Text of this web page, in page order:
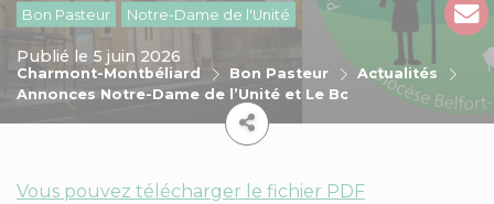
Bon Pasteur Notre-Dame de l'Unité
Charmont-Montbéliard Bon Pasteur
Actualités
Annonces Notre-Dame de l’Unité et Le Bon Pasteur 07/06/
Publié le 5 juin 2026
Vous pouvez télécharger le fichier PDF